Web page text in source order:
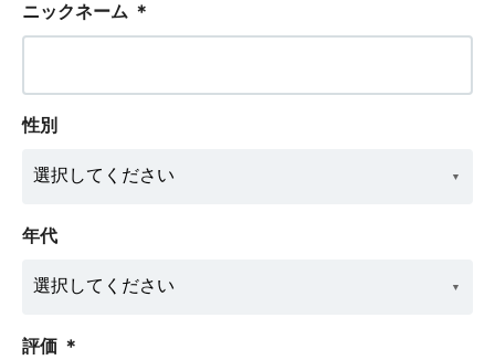
ニックネーム ＊
性別
年代
評価 ＊